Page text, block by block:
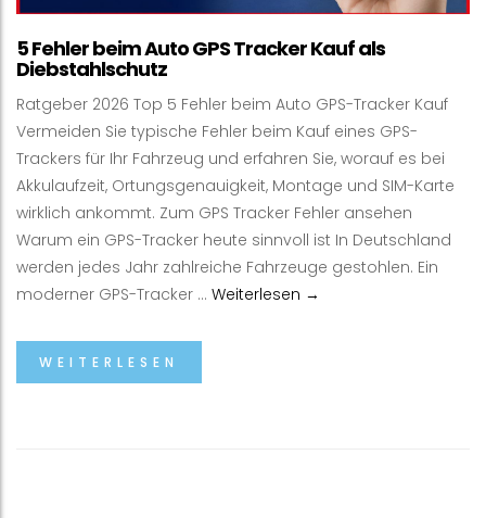
5 Fehler beim Auto GPS Tracker Kauf als
Diebstahlschutz
Ratgeber 2026 Top 5 Fehler beim Auto GPS-Tracker Kauf
Vermeiden Sie typische Fehler beim Kauf eines GPS-
Trackers für Ihr Fahrzeug und erfahren Sie, worauf es bei
Akkulaufzeit, Ortungsgenauigkeit, Montage und SIM-Karte
wirklich ankommt. Zum GPS Tracker Fehler ansehen
Warum ein GPS-Tracker heute sinnvoll ist In Deutschland
werden jedes Jahr zahlreiche Fahrzeuge gestohlen. Ein
moderner GPS-Tracker … Weiterlesen 5 Fehler beim Auto
→
WEITERLESEN